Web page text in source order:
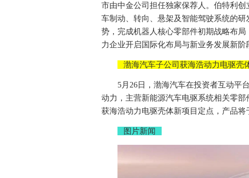
市由中金公司担任独家保荐人。伯特利创
车制动、转向、悬架及智能驾驶系统的
势，完成机器人核心零部件初期战略布
力企业开启国际化布局与新业务发展新阶
渤海汽车子公司获海浩动力电驱壳
5月26日，渤海汽车在投资者互动平
动力，主营新能源汽车电驱系统相关零
获海浩动力电驱壳体新项目定点，产品将
图片新闻